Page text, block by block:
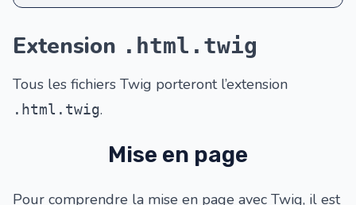
Extension .html.twig
Tous les fichiers Twig porteront l’extension
.html.twig.
Mise en page
Pour comprendre la mise en page avec Twig, il est